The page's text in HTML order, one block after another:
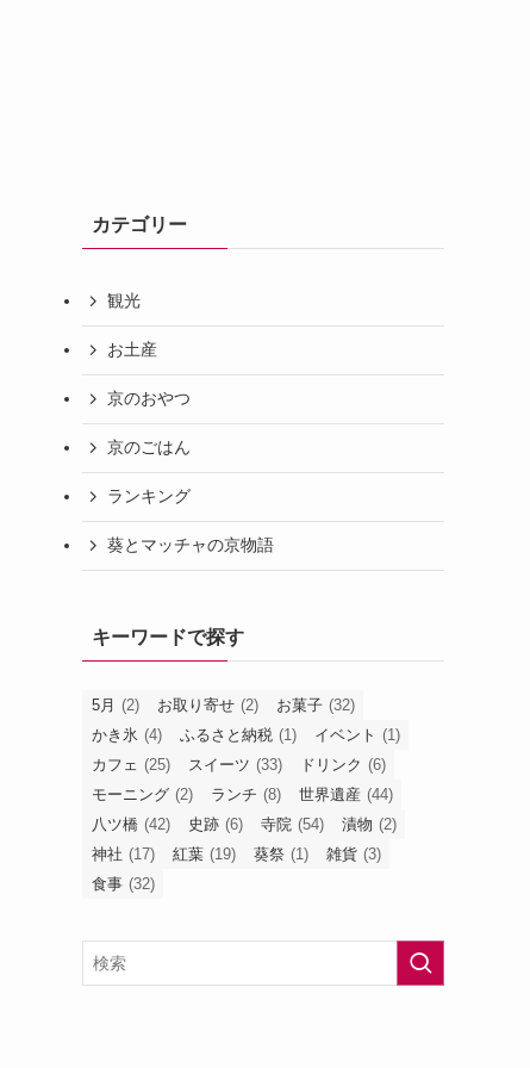
カテゴリー
観光
お土産
京のおやつ
京のごはん
ランキング
葵とマッチャの京物語
キーワードで探す
5月 (2) お取り寄せ (2) お菓子 (32)
かき氷 (4) ふるさと納税 (1) イベント (1)
カフェ (25) スイーツ (33) ドリンク (6)
モーニング (2) ランチ (8) 世界遺産 (44)
八ツ橋 (42) 史跡 (6) 寺院 (54) 漬物 (2)
神社 (17) 紅葉 (19) 葵祭 (1) 雑貨 (3)
食事 (32)